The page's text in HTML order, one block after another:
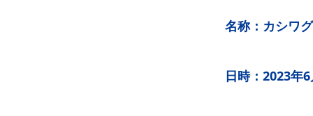
名称：カシワ
日時：2023年